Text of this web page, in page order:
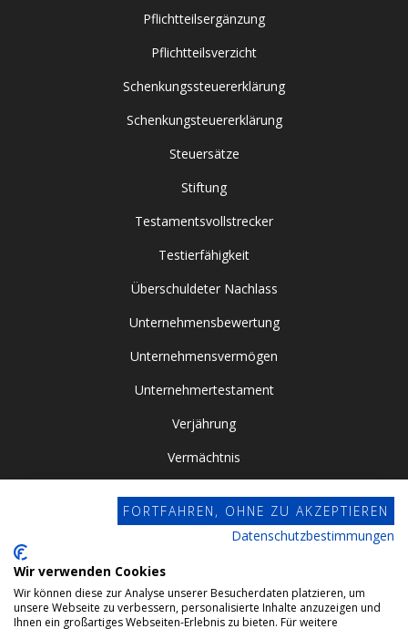
Pflichtteilsergänzung
Pflichtteilsverzicht
Schenkungssteuererklärung
Schenkungsteuererklärung
Steuersätze
Stiftung
Testamentsvollstrecker
Testierfähigkeit
Überschuldeter Nachlass
Unternehmensbewertung
Unternehmensvermögen
Unternehmertestament
Verjährung
Vermächtnis
Vorsorgevollmacht
Datenschutz
FORTFAHREN, OHNE ZU AKZEPTIEREN
Datenschutzbestimmungen
Wir verwenden Cookies
Wir können diese zur Analyse unserer Besucherdaten platzieren, um
unsere Webseite zu verbessern, personalisierte Inhalte anzuzeigen und
Ihnen ein großartiges Webseiten-Erlebnis zu bieten. Für weitere